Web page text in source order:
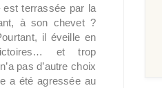
terrassée par la
à son chevet ?
il éveille en
et trop
pas d’autre choix
a été agressée au